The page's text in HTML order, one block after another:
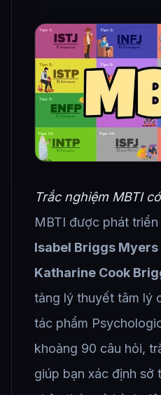
Trắc nghiệm MBTI
MBTI được phát
Isabel Briggs Myers
Katharine Cook
tảng lý thuyết tâm lý
tác phẩm
khoảng 90 câu hỏi,
giúp bạn xác định sở